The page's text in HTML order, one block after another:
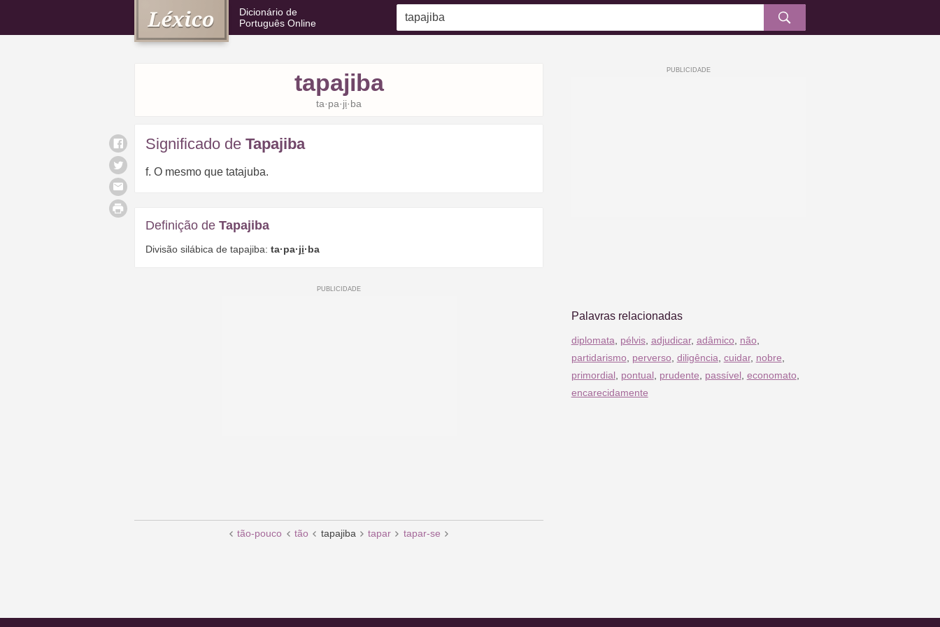
Dicionário de
Português Online
tapajiba
ta·pa·ji·ba
Significado de Tapajiba
f. O mesmo que tatajuba.
Definição de Tapajiba
Divisão silábica de tapajiba: ta·pa·ji·ba
tão-pouco tão tapajiba tapar tapar-se
Palavras relacionadas
diplomata pélvis, adjudicar, adâmico, não,
partidarismo, perverso, diligência cuidar, nobre
primordial, pontual, prudente passível, economato,
encarecidamente